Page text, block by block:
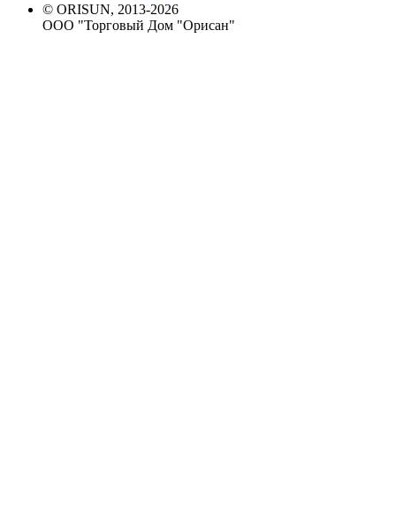
© ORISUN, 2013-2026
ООО "Торговый Дом "Орисан"